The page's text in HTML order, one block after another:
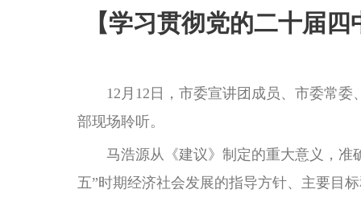
【学习贯彻党的二十届
12月12日，市委宣讲团成员、市委常委
部现场聆听。
马浩源从《建议》制定的重大意义，准确
五”时期经济社会发展的指导方针、主要目